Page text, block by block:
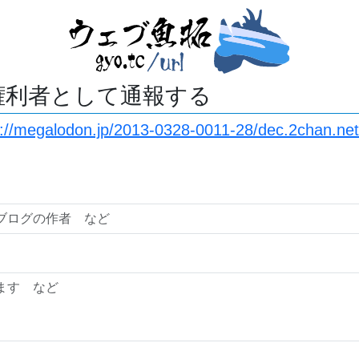
者として通報する
megalodon.jp/2013-0328-0011-28/